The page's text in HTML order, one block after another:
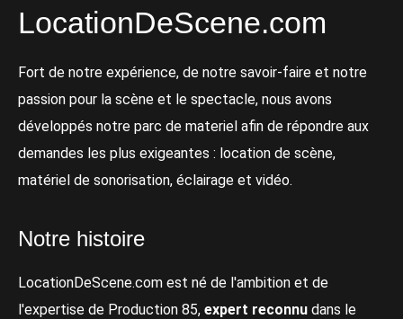
LocationDeScene.com
Fort de notre expérience, de notre savoir-faire et notre
passion pour la scène et le spectacle, nous avons
développés notre parc de materiel afin de répondre aux
demandes les plus exigeantes : location de scène,
matériel de sonorisation, éclairage et vidéo.
Notre histoire
LocationDeScene.com est né de l'ambition et de
l'expertise de Production 85, expert reconnu dans le